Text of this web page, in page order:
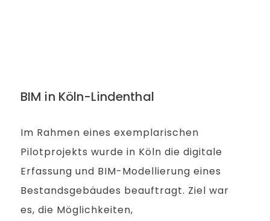
BIM in Köln-Lindenthal
Im Rahmen eines exemplarischen
Pilotprojekts wurde in Köln die digitale
Erfassung und BIM-Modellierung eines
Bestandsgebäudes beauftragt. Ziel war
es, die Möglichkeiten,